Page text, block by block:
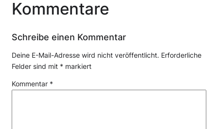
Kommentare
Schreibe einen Kommentar
Deine E-Mail-Adresse wird nicht veröffentlicht. Erforderliche
Felder sind mit * markiert
Kommentar *